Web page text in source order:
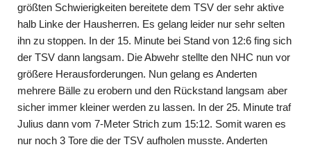
größten Schwierigkeiten bereitete dem TSV der sehr aktive
halb Linke der Hausherren. Es gelang leider nur sehr selten
ihn zu stoppen. In der 15. Minute bei Stand von 12:6 fing sich
der TSV dann langsam. Die Abwehr stellte den NHC nun vor
größere Herausforderungen. Nun gelang es Anderten
mehrere Bälle zu erobern und den Rückstand langsam aber
sicher immer kleiner werden zu lassen. In der 25. Minute traf
Julius dann vom 7-Meter Strich zum 15:12. Somit waren es
nur noch 3 Tore die der TSV aufholen musste. Anderten